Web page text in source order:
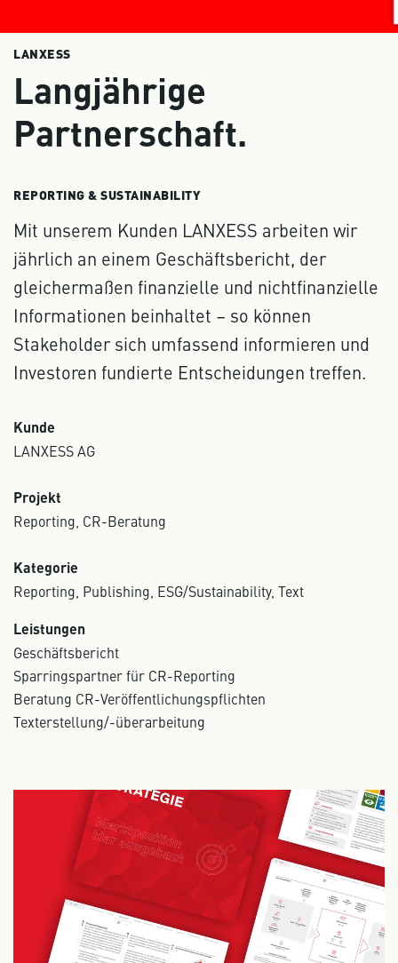
LANXESS
Langjährige
Partnerschaft.
REPORTING & SUSTAINABILITY
Mit unserem Kunden LANXESS arbeiten wir
jährlich an einem Geschäftsbericht, der
gleichermaßen finanzielle und nichtfinanzielle
Informationen beinhaltet – so können
Stakeholder sich umfassend informieren und
Investoren fundierte Entscheidungen treffen.
Kunde
LANXESS AG
Projekt
Reporting, CR-Beratung
Kategorie
Reporting, Publishing, ESG/Sustainability, Text
Leistungen
Geschäftsbericht
Sparringspartner für CR-Reporting
Beratung CR-Veröffentlichungspflichten
Texterstellung/-überarbeitung